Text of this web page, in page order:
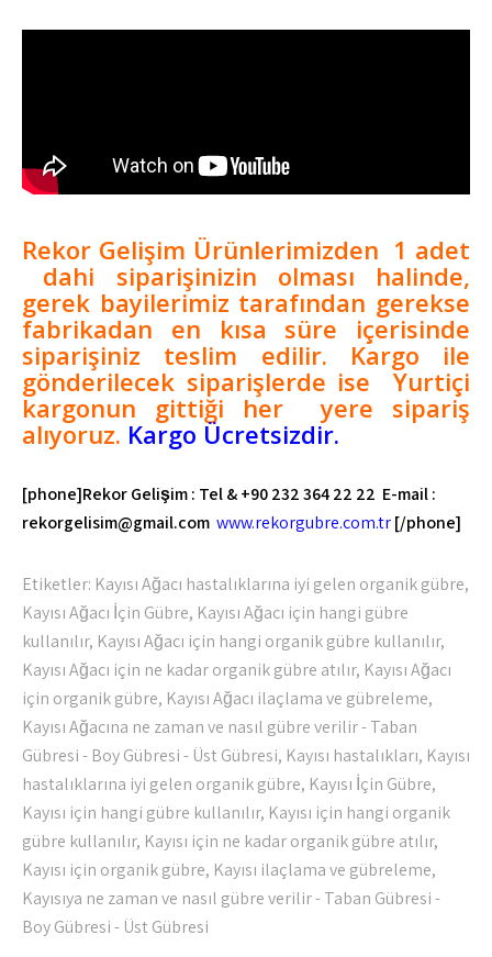
Rekor Gelişim Ürünlerimizden 1 adet
dahi siparişinizin olması halinde,
gerek bayilerimiz tarafından gerekse
fabrikadan en kısa süre içerisinde
siparişiniz teslim edilir. Kargo ile
gönderilecek siparişlerde ise Yurtiçi
kargonun gittiği her yere sipariş
alıyoruz. Kargo Ücretsizdir.
[phone]Rekor Gelişim : Tel & +90 232 364 22 22 E-mail :
rekorgelisim@gmail.com www.rekorgubre.com.tr[/phone]
Etiketler: Kayısı Ağacı hastalıklarına iyi gelen organik gübre,
Kayısı Ağacı İçin Gübre, Kayısı Ağacı için hangi gübre
kullanılır, Kayısı Ağacı için hangi organik gübre kullanılır,
Kayısı Ağacı için ne kadar organik gübre atılır, Kayısı Ağacı
için organik gübre, Kayısı Ağacı ilaçlama ve gübreleme,
Kayısı Ağacına ne zaman ve nasıl gübre verilir - Taban
Gübresi - Boy Gübresi - Üst Gübresi, Kayısı hastalıkları, Kayısı
hastalıklarına iyi gelen organik gübre, Kayısı İçin Gübre,
Kayısı için hangi gübre kullanılır, Kayısı için hangi organik
gübre kullanılır, Kayısı için ne kadar organik gübre atılır,
Kayısı için organik gübre, Kayısı ilaçlama ve gübreleme,
Kayısıya ne zaman ve nasıl gübre verilir - Taban Gübresi -
Boy Gübresi - Üst Gübresi